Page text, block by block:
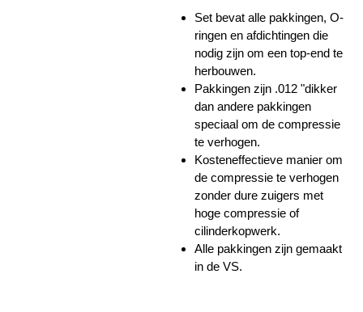
Set bevat alle pakkingen, O-
ringen en afdichtingen die
nodig zijn om een ​​top-end te
herbouwen.
Pakkingen zijn .012 "dikker
dan andere pakkingen
speciaal om de compressie
te verhogen.
Kosteneffectieve manier om
de compressie te verhogen
zonder dure zuigers met
hoge compressie of
cilinderkopwerk.
Alle pakkingen zijn gemaakt
in de VS.